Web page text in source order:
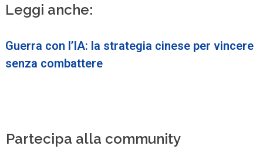
Leggi anche:
Guerra con l’IA: la strategia cinese per vincere
senza combattere
Partecipa alla community